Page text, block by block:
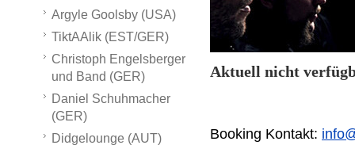
Argyle Goolsby (USA)
TiktAAlik (EST/GER)
Christoph Engelsberger
und Band (GER)
Daniel Schuhmacher
(GER)
Didgelounge (AUT)
Aktuell nicht
Booking Kontakt: